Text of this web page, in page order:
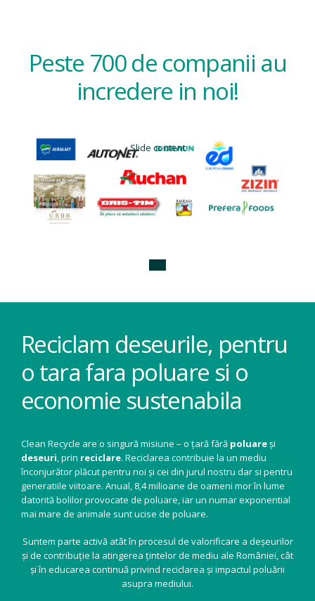
Peste 700 de companii au
incredere in noi!
Slide content
Reciclam deseurile, pentru
o tara fara poluare si o
economie sustenabila
Clean Recycle are o singură misiune – o țară fără poluareși
deseuri, prin reciclare. Reciclarea contribuie la un mediu
înconjurător plăcut pentru noi și cei din jurul nostru dar si pentru
generatiile viitoare. Anual, 8,4 milioane de oameni mor în lume
datorită bolilor provocate de poluare, iar un numar exponential
mai mare de animale sunt ucise de poluare.
Suntem parte activă atât în procesul de valorificare a deșeurilor
și de contribuție la atingerea țintelor de mediu ale României, cât
și în educarea continuă privind reciclarea și impactul poluării
asupra mediului.